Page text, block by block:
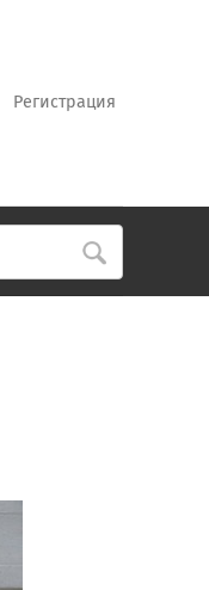
Регистрация